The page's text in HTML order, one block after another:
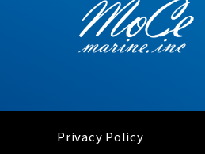
Privacy Policy